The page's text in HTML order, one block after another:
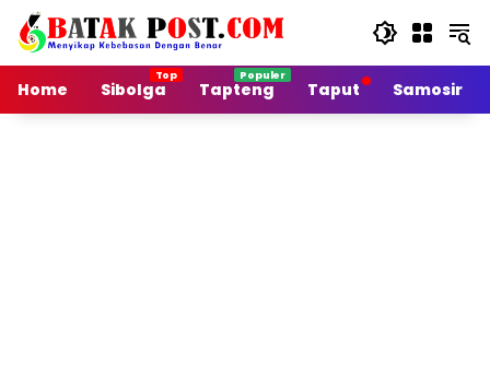
Langsung
konten
Home
Sibolga Tapteng Taput Samosir